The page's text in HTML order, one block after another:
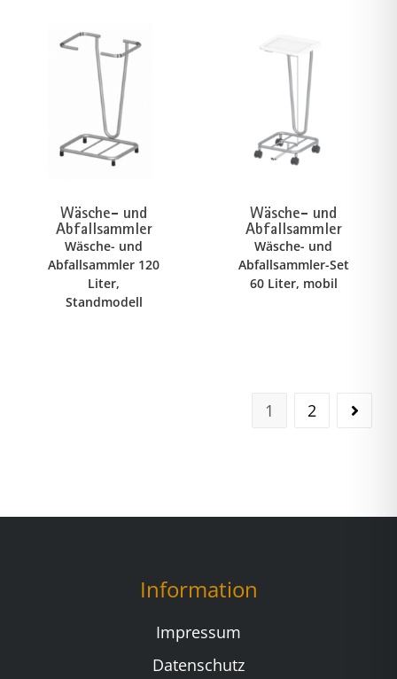
Wäsche- und
Abfallsammler
Wäsche- und
Abfallsammler 120
Liter,
Standmodell
Wäsche- und
Abfallsammler
Wäsche- und
Abfallsammler-Set
60 Liter, mobil
1 2
Information
Impressum
Datenschutz